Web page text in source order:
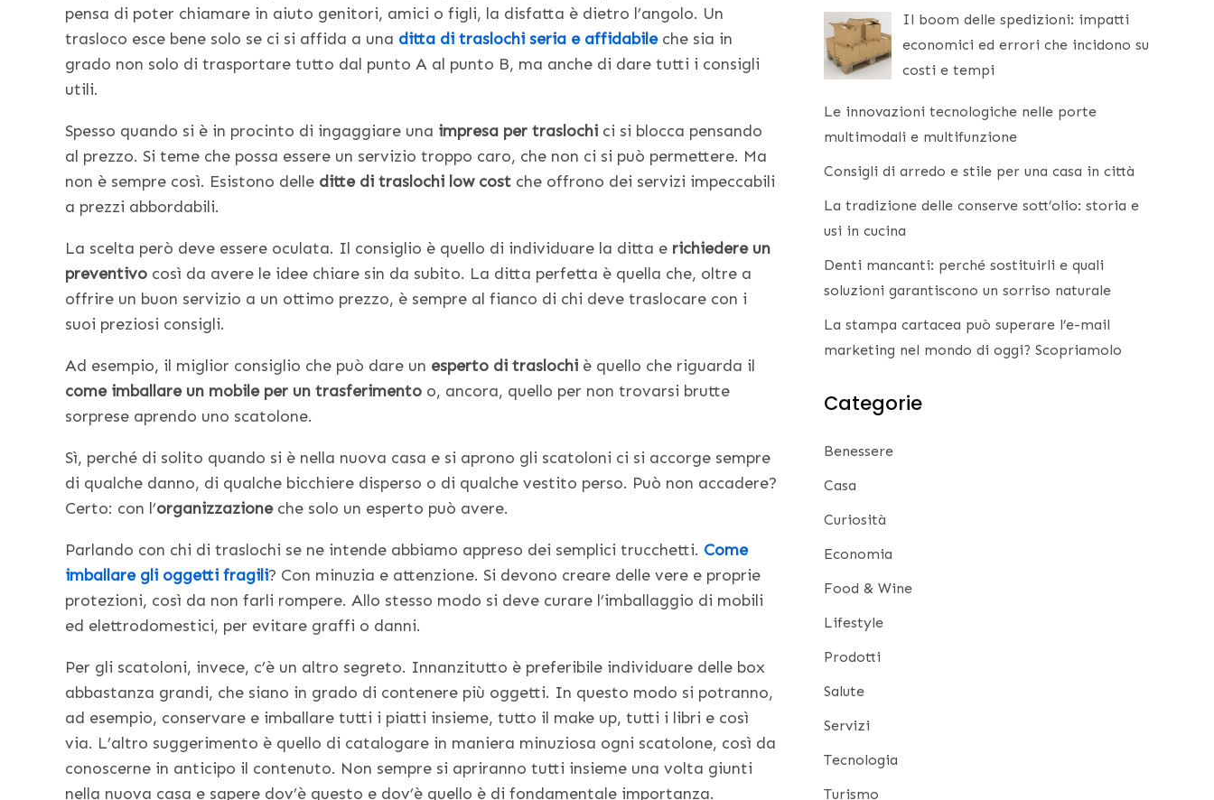
pensa di poter chiamare in aiuto genitori, amici o figli, la disfatta è dietro l’angolo. Un
trasloco esce bene solo se ci si affida a una ditta di traslochi seria e affidabileche sia in
grado non solo di trasportare tutto dal punto A al punto B, ma anche di dare tutti i consigli
utili.
Spesso quando si è in procinto di ingaggiare una impresa per traslochi ci si blocca pensando
al prezzo. Si teme che possa essere un servizio troppo caro, che non ci si può permettere. Ma
non è sempre così. Esistono delle ditte di traslochi low cost che offrono dei servizi impeccabili
a prezzi abbordabili.
La scelta però deve essere oculata. Il consiglio è quello di individuare la ditta e richiedere un
preventivo così da avere le idee chiare sin da subito. La ditta perfetta è quella che, oltre a
offrire un buon servizio a un ottimo prezzo, è sempre al fianco di chi deve traslocare con i
suoi preziosi consigli.
Ad esempio, il miglior consiglio che può dare un esperto di traslochi è quello che riguarda il
come imballare un mobile per un trasferimento o, ancora, quello per non trovarsi brutte
sorprese aprendo uno scatolone.
Sì, perché di solito quando si è nella nuova casa e si aprono gli scatoloni ci si accorge sempre
di qualche danno, di qualche bicchiere disperso o di qualche vestito perso. Può non accadere?
Certo: con l’organizzazioneche solo un esperto può avere.
Parlando con chi di traslochi se ne intende abbiamo appreso dei semplici trucchetti. Come
imballare gli oggetti fragili? Con minuzia e attenzione. Si devono creare delle vere e proprie
protezioni, così da non farli rompere. Allo stesso modo si deve curare l’imballaggio di mobili
ed elettrodomestici, per evitare graffi o danni.
Per gli scatoloni, invece, c’è un altro segreto. Innanzitutto è preferibile individuare delle box
abbastanza grandi, che siano in grado di contenere più oggetti. In questo modo si potranno,
ad esempio, conservare e imballare tutti i piatti insieme, tutto il make up, tutti i libri e così
via. L’altro suggerimento è quello di catalogare in maniera minuziosa ogni scatolone, così da
conoscerne in anticipo il contenuto. Non sempre si apriranno tutti insieme una volta giunti
nella nuova casa e sapere dov’è questo e dov’è quello è di fondamentale importanza.
Il boom delle spedizioni: impatti
economici ed errori che incidono su
costi e tempi
Le innovazioni tecnologiche nelle porte
multimodali e multifunzione
Consigli di arredo e stile per una casa in città
La tradizione delle conserve sott’olio: storia e
usi in cucina
Denti mancanti: perché sostituirli e quali
soluzioni garantiscono un sorriso naturale
La stampa cartacea può superare l’e-mail
marketing nel mondo di oggi? Scopriamolo
Categorie
Benessere
Casa
Curiosità
Economia
Food & Wine
Lifestyle
Prodotti
Salute
Servizi
Tecnologia
Turismo